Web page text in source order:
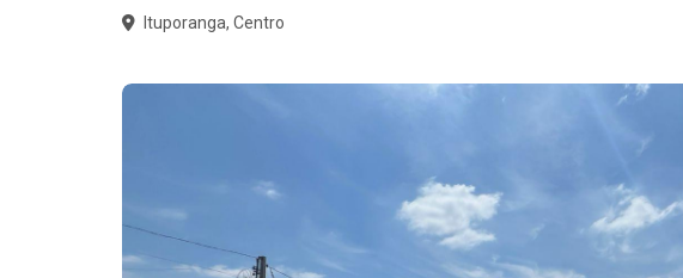
Ituporanga, Centro